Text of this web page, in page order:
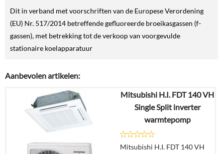
Dit in verband met voorschriften van de Europese Verordening
(EU) Nr. 517/2014 betreffende gefluoreerde broeikasgassen (f-
gassen), met betrekking tot de verkoop van voorgevulde
stationaire koelapparatuur
Aanbevolen artikelen:
Mitsubishi H.I. FDT 140 VH
Single Split inverter
warmtepomp
Mitsubishi H.I. FDT 140 VH